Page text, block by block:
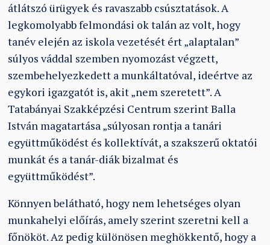
átlátszó ürügyek és ravaszabb csúsztatások. A
legkomolyabb felmondási ok talán az volt, hogy
tanév elején az iskola vezetését ért „alaptalan”
súlyos váddal szemben nyomozást végzett,
szembehelyezkedett a munkáltatóval, ideértve az
egykori igazgatót is, akit „nem szeretett”. A
Tatabányai Szakképzési Centrum szerint Balla
István magatartása „súlyosan rontja a tanári
együttműködést és kollektívát, a szakszerű oktatói
munkát és a tanár-diák bizalmat és
együttműködést”.
Könnyen belátható, hogy nem lehetséges olyan
munkahelyi előírás, amely szerint szeretni kell a
főnököt. Az pedig különösen meghökkentő, hogy a